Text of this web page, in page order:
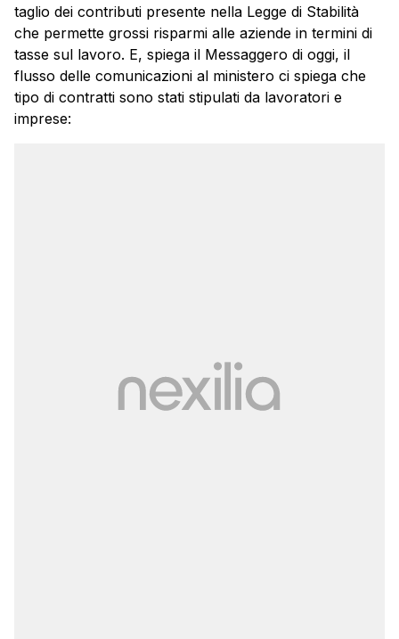
taglio dei contributi presente nella Legge di Stabilità
che permette grossi risparmi alle aziende in termini di
tasse sul lavoro. E, spiega il Messaggero di oggi, il
flusso delle comunicazioni al ministero ci spiega che
tipo di contratti sono stati stipulati da lavoratori e
imprese: